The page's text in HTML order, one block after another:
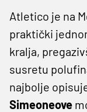
Atletico je na
praktički
kralja,
susretu
najbolje
Simeoneove